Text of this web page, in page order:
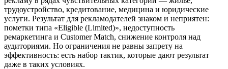
трудоустройство, кредитование, медицина и юридические
услуги. Результат для рекламодателей знаком и неприятен:
пометки типа «Eligible (Limited)», недоступность
ремаркетинга и Customer Match, снижение контроля над
аудиториями. Но ограничения не равны запрету на
эффективность: есть набор тактик, которые дают результат
даже в таких условиях.